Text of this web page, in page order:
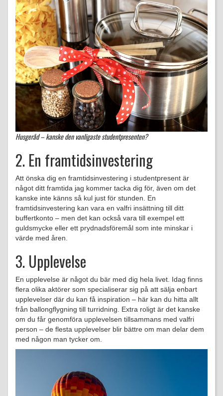
Husgeråd – kanske den vanligaste studentpresenten?
2. En framtidsinvestering
Att önska dig en framtidsinvestering i studentpresent är
något ditt framtida jag kommer tacka dig för, även om det
kanske inte känns så kul just för stunden. En
framtidsinvestering kan vara en valfri insättning till ditt
buffertkonto – men det kan också vara till exempel ett
guldsmycke eller ett prydnadsföremål som inte minskar i
värde med åren.
3. Upplevelse
En upplevelse är något du bär med dig hela livet. Idag finns
flera olika aktörer som specialiserar sig på att sälja enbart
upplevelser där du kan få inspiration – här kan du hitta allt
från ballongflygning till turridning. Extra roligt är det kanske
om du får genomföra upplevelsen tillsammans med valfri
person – de flesta upplevelser blir bättre om man delar dem
med någon man tycker om.